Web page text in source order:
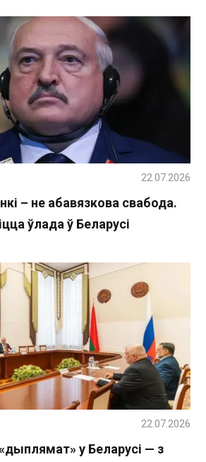
– не абавязкова свабода.
ўлада ў Беларусі
22.07.2026
у Беларусі — з
22.07.2026